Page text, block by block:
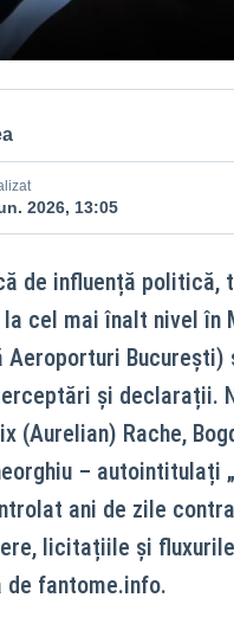
2026, 13:05
de influență politică,
cel mai înalt nivel în
Aeroporturi
și declarații.
(Aurelian) Rache,
– autointitulați
ani de zile
licitațiile și
fantome.info.